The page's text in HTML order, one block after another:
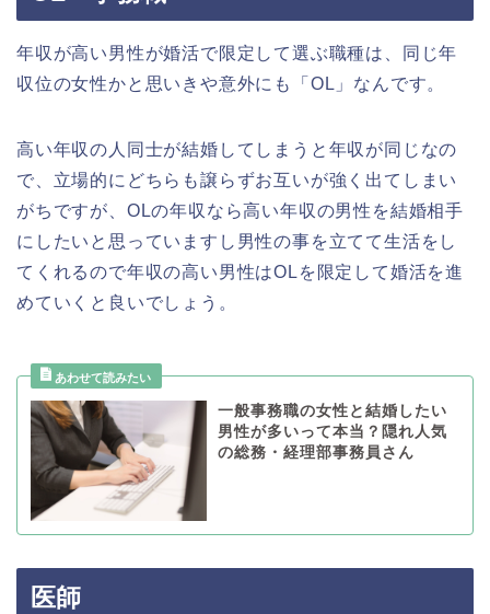
年収が高い男性が婚活で限定して選ぶ職種は、同じ年
収位の女性かと思いきや意外にも「OL」なんです。
高い年収の人同士が結婚してしまうと年収が同じなの
で、立場的にどちらも譲らずお互いが強く出てしまい
がちですが、OLの年収なら高い年収の男性を結婚相手
にしたいと思っていますし男性の事を立てて生活をし
てくれるので年収の高い男性はOLを限定して婚活を進
めていくと良いでしょう。
一般事務職の女性と結婚したい
男性が多いって本当？隠れ人気
の総務・経理部事務員さん
医師